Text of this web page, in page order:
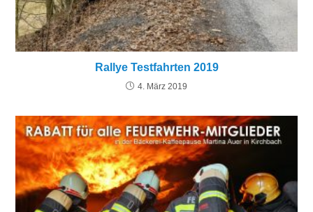
Rallye Testfahrten 2019
4. März 2019